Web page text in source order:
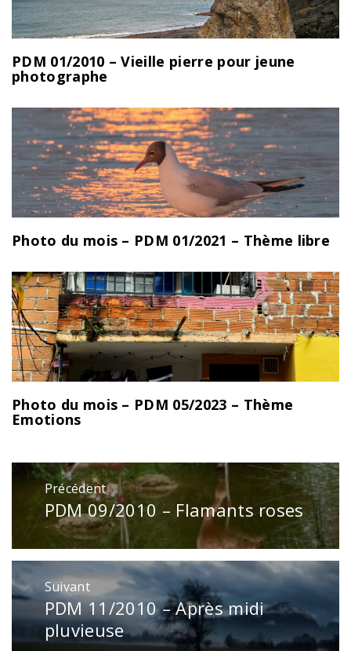
PDM 01/2010 – Vieille pierre pour jeune
photographe
Photo du mois – PDM 01/2021 – Thème libre
Photo du mois – PDM 05/2023 – Thème
Emotions
Navigation
l’article
Précédent
Publication
précédente
:
PDM 09/2010 – Flamants roses
Suivant
Publication
suivante
:
PDM 11/2010 – Après midi
pluvieuse